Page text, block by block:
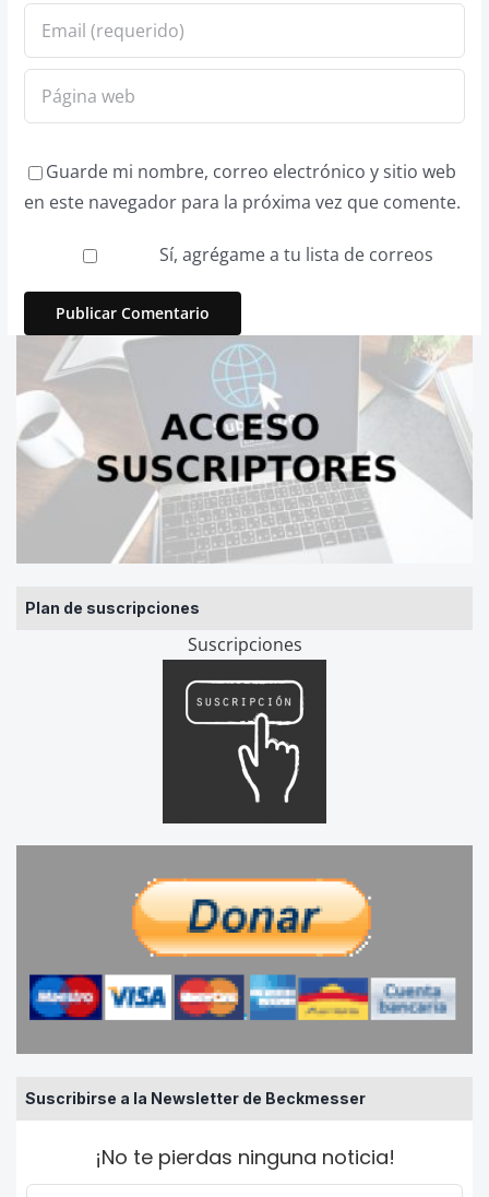
Plan de suscripciones
Suscripciones
Suscribirse a la Newsletter de Beckmesser
¡No te pierdas ninguna noticia!
Guarde mi nombre, correo electrónico y sitio web
en este navegador para la próxima vez que comente.
Sí, agrégame a tu lista de correos